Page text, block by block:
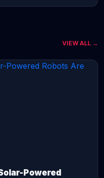
VIEW ALL →
Powered